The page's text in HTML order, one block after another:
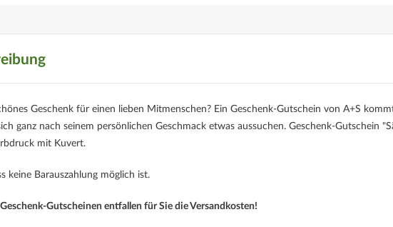
Geschenk für einen lieben Mitmenschen? Ein Geschenk-Gutschein von A+S
ganz nach seinem persönlichen Geschmack etwas aussuchen. Geschenk-Gutschein
mit Kuvert.
keine Barauszahlung möglich ist.
Gutscheinen entfallen für Sie die Versandkosten!